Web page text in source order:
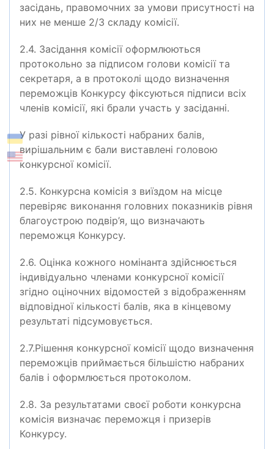
засідань, правомочних за умови присутності на
них не менше 2/3 складу комісії.
2.4. Засідання комісії оформлюються
протокольно за підписом голови комісії та
секретаря, а в протоколі щодо визначення
переможців Конкурсу фіксуються підписи всіх
членів комісії, які брали участь у засіданні.
У разі рівної кількості набраних балів,
вирішальним є бали виставлені головою
конкурсної комісії.
2.5. Конкурсна комісія з виїздом на місце
перевіряє виконання головних показників рівня
благоустрою подвір’я, що визначають
переможця Конкурсу.
2.6. Оцінка кожного номінанта здійснюється
індивідуально членами конкурсної комісії
згідно оціночних відомостей з відображенням
відповідної кількості балів, яка в кінцевому
результаті підсумовується.
2.7.Рішення конкурсної комісії щодо визначення
переможців приймається більшістю набраних
балів і оформлюється протоколом.
2.8. За результатами своєї роботи конкурсна
комісія визначає переможця і призерів
Конкурсу.